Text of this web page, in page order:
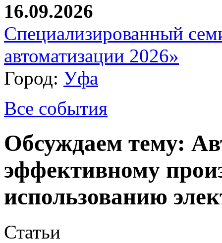
16.09.2026
Специализированный
автоматизации 2026»
Город: Уфа
Все события
Обсуждаем тему:
эффективному
использованию
Статьи